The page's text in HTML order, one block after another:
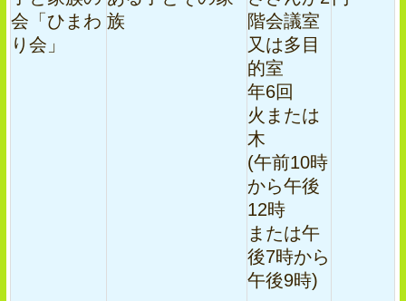
会「ひまわ
り会」
族
階会議室
又は多目
的室
年6回
火または
木
(午前10時
から午後
12時
または午
後7時から
午後9時)